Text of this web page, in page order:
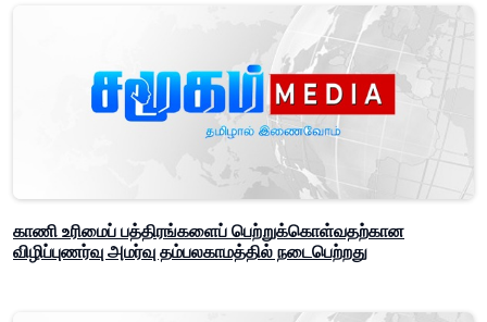
காணி உரிமைப் பத்திரங்களைப் பெற்றுக்கொள்வதற்கான
விழிப்புணர்வு அமர்வு தம்பலகாமத்தில் நடைபெற்றது